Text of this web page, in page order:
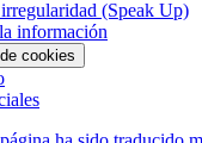
(Speak Up)
información
cookies